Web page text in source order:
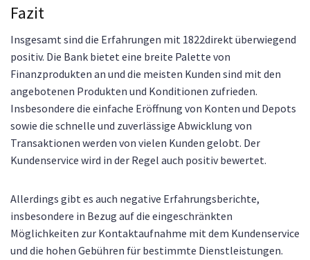
Fazit
Insgesamt sind die Erfahrungen mit 1822direkt überwiegend
positiv. Die Bank bietet eine breite Palette von
Finanzprodukten an und die meisten Kunden sind mit den
angebotenen Produkten und Konditionen zufrieden.
Insbesondere die einfache Eröffnung von Konten und Depots
sowie die schnelle und zuverlässige Abwicklung von
Transaktionen werden von vielen Kunden gelobt. Der
Kundenservice wird in der Regel auch positiv bewertet.
Allerdings gibt es auch negative Erfahrungsberichte,
insbesondere in Bezug auf die eingeschränkten
Möglichkeiten zur Kontaktaufnahme mit dem Kundenservice
und die hohen Gebühren für bestimmte Dienstleistungen.